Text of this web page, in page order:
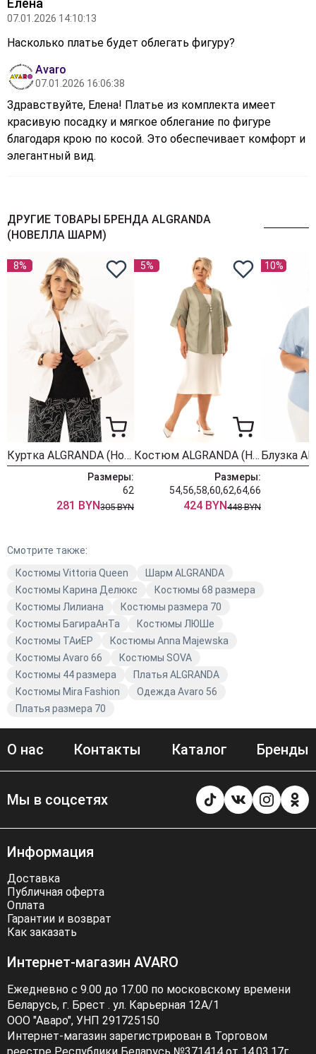
Елена
07.01.2026 14:10:13
Насколько платье будет облегать фигуру?
Avaro
07.01.2026 16:06:38
Здравствуйте, Елена! Платье из комплекта имеет
красивую посадку и мягкое облегание по фигуре
благодаря крою по косой. Это обеспечивает комфорт и
элегантный вид.
ДРУГИЕ ТОВАРЫ БРЕНДА ALGRANDA
(НОВЕЛЛА ШАРМ)
8%
Куртка ALGRANDA (Новелла Шарм) 4174
Размеры:
62
281 BYN305 BYN
5%
Костюм ALGRANDA (Новелла Шарм) 4173
Размеры:
54,56,58,60,62,64,66
424 BYN448 BYN
10%
Смотрите также:
Костюмы Vittoria Queen
Шарм ALGRANDA
Костюмы Карина Делюкс
Костюмы 68 размера
Костюмы Лилиана
Костюмы размера 70
Костюмы БагираАнТа
Костюмы ЛЮШе
Костюмы TAиЕР
Костюмы Anna Majewska
Костюмы Avaro 66
Костюмы SOVA
Костюмы 44 размера
Платья ALGRANDA
Костюмы Mira Fashion
Одежда Avaro 56
Платья размера 70
О нас Контакты Каталог Бренды
Мы в соцсетях
Информация
Доставка
Публичная оферта
Оплата
Гарантии и возврат
Как заказать
Интернет-магазин AVARO
Ежедневно с 9.00 до 17.00 по московскому времени
Беларусь, г. Брест . ул. Карьерная 12А/1
ООО "Аваро", УНП 291725150
Интернет-магазин зарегистрирован в Торговом